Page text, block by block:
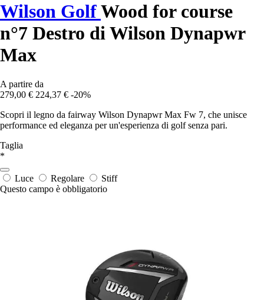
Wilson GolfWood for course
n°7 Destro di Wilson Dynapwr
Max
A partire da
279,00 € 224,37 € -20%
Scopri il legno da fairway Wilson Dynapwr Max Fw 7, che unisce
performance ed eleganza per un'esperienza di golf senza pari.
Taglia
*
Luce Regolare
Stiff
Questo campo è obbligatorio